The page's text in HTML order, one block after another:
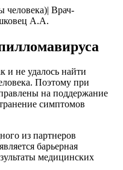
Врач-
А.А.
и не удалось найти
Поэтому при
на поддержание
симптомов
из партнеров
барьерная
медицинских